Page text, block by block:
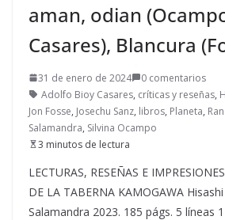
aman, odian
Casares), Blancura
31 de enero de 2024
0 comentarios
Adolfo Bioy Casares, críticas y reseñas,
Jon Fosse, Josechu Sanz, libros, Planeta,
Salamandra, Silvina Ocampo
3 minutos de lectura
LECTURAS, RESEÑAS E
DE LA TABERNA KAMOGAWA
Salamandra 2023. 185 págs. 5 líneas 1